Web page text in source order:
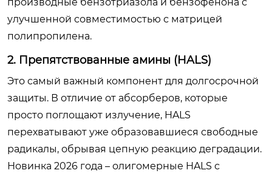
улучшенной совместимостью с матрицей
полипропилена.
2. Препятствованные амины (HALS)
Это самый важный компонент для долгосрочной
защиты. В отличие от абсорберов, которые
просто поглощают излучение, HALS
перехватывают уже образовавшиеся свободные
радикалы, обрывая цепную реакцию деградации.
Новинка 2026 года – олигомерные HALS с